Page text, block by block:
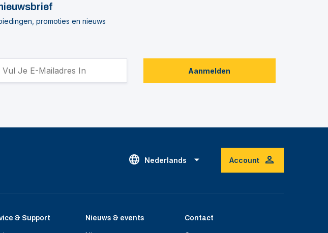
promoties en nieuws
Aanmelden
Nederlands Account
& Support Nieuws & events Contact